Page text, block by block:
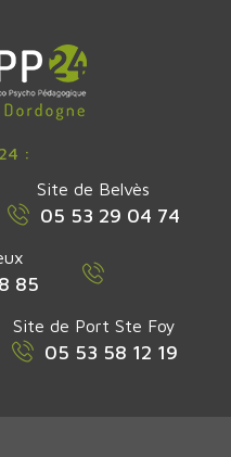
:
Site de Belvès
05 53 29 04 74
85
Site de Port Ste Foy
05 53 58 12 19